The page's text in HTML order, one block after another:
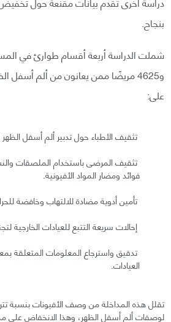
بنجاح.
و4625 مريضًا ممن يعانون من ألم
على:
تثقيف الأطباء حول تدبير ألم أسفل
تثقيف المرضى باستخدام الملصقات
فوائد ومضار المواد الأفيونية.
تأمين أدوية مضادة للالتهاب وخافضة
إحالات سريعة التتبع للعيادات الخارجية
تدقيق واسترجاع المعلومات المتعلقة
العيادات.
لوصفات ألم أسفل الظهر، وهذا الانخفاض على